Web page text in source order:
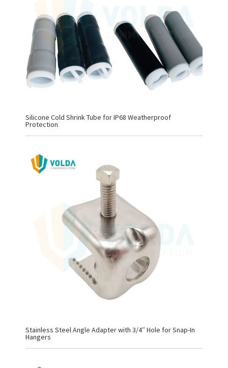
Silicone Cold Shrink Tube for IP68 Weatherproof
Protection
Stainless Steel Angle Adapter with 3/4″ Hole for Snap-In
Hangers